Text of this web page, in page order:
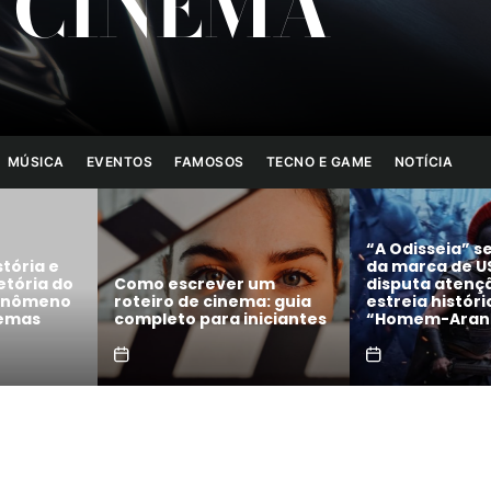
MÚSICA EVENTOS FAMOSOS TECNO E GAME NOTÍCIA
guia
“A Odisseia” se aproxima
da marca de US$ 1 bilhão e
disputa atenção com
estreia histórica de
“Homem-Aranha”
Festival de
Gramado
concorrentes
homenagens
Fernanda
Selton Mello